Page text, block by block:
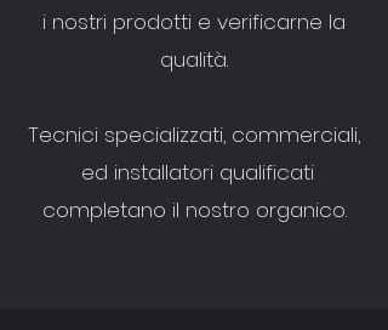
i nostri prodotti e verificarne la
qualità.
Tecnici specializzati, commerciali,
ed installatori qualificati
completano il nostro organico.